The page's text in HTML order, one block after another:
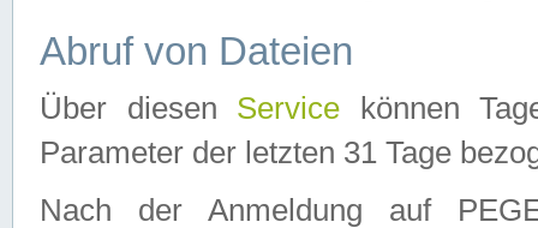
Abruf von Dateien
Über diesen Service können
Parameter der letzten 31 Tage
Nach der Anmeldung auf